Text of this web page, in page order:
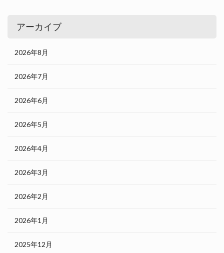
アーカイブ
2026年8月
2026年7月
2026年6月
2026年5月
2026年4月
2026年3月
2026年2月
2026年1月
2025年12月